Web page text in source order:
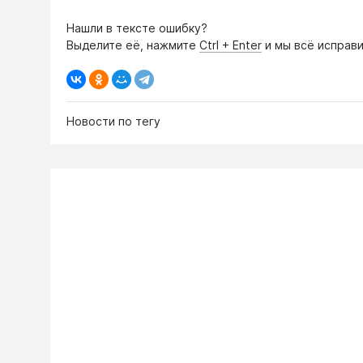
Нашли в тексте ошибку?
Выделите её, нажмите Ctrl + Enter и мы всё
Новости по тегу